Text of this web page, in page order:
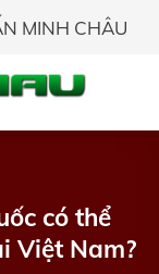
MINH CHÂU
có thể
Việt Nam?